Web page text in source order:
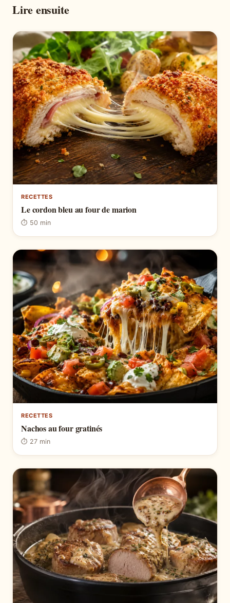
Lire ensuite
RECETTES
Le cordon bleu au four de marion
⏱ 50 min
RECETTES
Nachos au four gratinés
⏱ 27 min